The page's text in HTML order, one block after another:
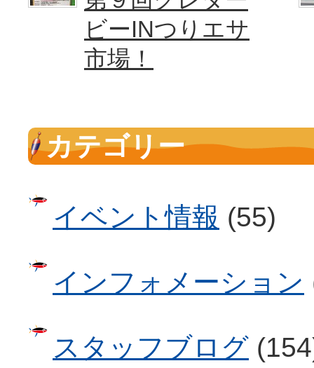
ビーINつりエサ
市場！
カテゴリー
イベント情報 (55)
インフォメーション
スタッフブログ